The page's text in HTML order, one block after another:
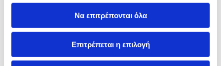
Να επιτρέπονται όλα
Επιτρέπεται η επιλογή